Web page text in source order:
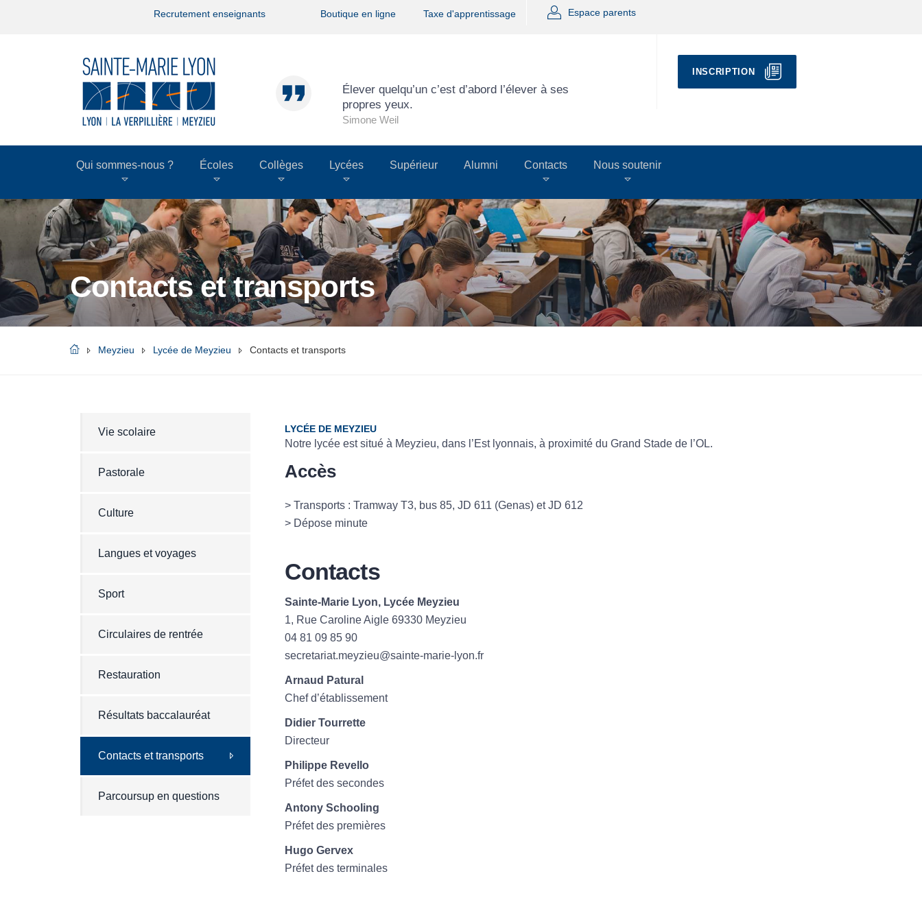
Recrutement enseignants Boutique en ligne Taxe d'apprentissage Espace parents
Élever quelqu’un c’est d’abord l’élever à ses
propres yeux.
Simone Weil
INSCRIPTION
Qui sommes-nous ? Écoles Collèges Lycées Supérieur Alumni Contacts Nous soutenir
Contacts et transports
Meyzieu Lycée de Meyzieu Contacts et transports
Vie scolaire
Pastorale
Culture
Langues et voyages
Sport
Circulaires de rentrée
Restauration
Résultats baccalauréat
Contacts et transports
Parcoursup en questions
LYCÉE DE MEYZIEU
Notre lycée est situé à Meyzieu, dans l’Est lyonnais, à proximité du Grand Stade de l’OL.
Accès
> Transports : Tramway T3, bus 85, JD 611 (Genas) et JD 612
> Dépose minute
Contacts
Sainte-Marie Lyon, Lycée Meyzieu
1, Rue Caroline Aigle 69330 Meyzieu
04 81 09 85 90
secretariat.meyzieu@sainte-marie-lyon.fr
Arnaud Patural
Chef d’établissement
Didier Tourrette
Directeur
Philippe Revello
Préfet des secondes
Antony Schooling
Préfet des premières
Hugo Gervex
Préfet des terminales